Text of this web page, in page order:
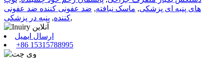
های پنبه ای پزشکی, ماسک نبافته, ضد عفونی کننده ضد عفونی
کننده, پنبه در پزشکی ,
ارسال ایمیل
+86 15315788995